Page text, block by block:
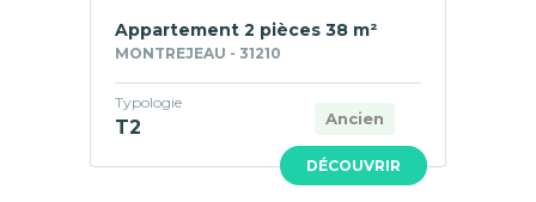
DÉCOUVRIR
Appartement 2 pièces 38 m²
MONTREJEAU - 31210
Ancien
Typologie
T2